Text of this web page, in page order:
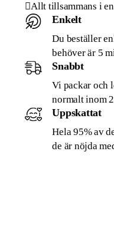
Allt tillsammans i
Enkelt
Du beställer
behöver är 5
Snabbt
Vi packar och
normalt inom
Uppskattat
Hela 95% av
de är nöjda